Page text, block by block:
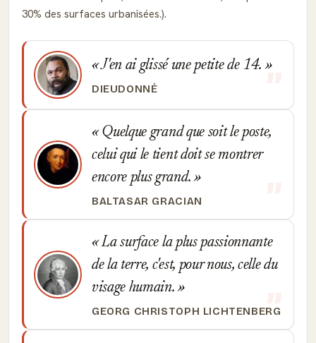
30% des surfaces urbanisées.).
J'en ai glissé une petite de 14.
DIEUDONNÉ
Quelque grand que soit le poste,
celui qui le tient doit se montrer
encore plus grand.
BALTASAR GRACIAN
La surface la plus passionnante
de la terre, c'est, pour nous, celle du
visage humain.
GEORG CHRISTOPH LICHTENBERG